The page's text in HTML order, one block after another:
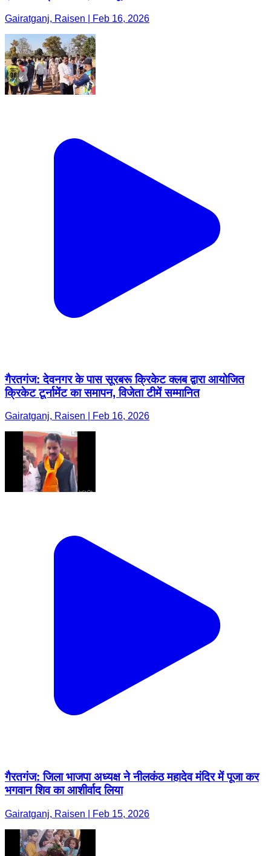
Gairatganj, Raisen | Feb 16, 2026
गैरतगंज: देवनगर के पास सूरबरू क्रिकेट क्लब द्वारा आयोजित
क्रिकेट टूर्नामेंट का समापन, विजेता टीमें सम्मानित
Gairatganj, Raisen | Feb 16, 2026
गैरतगंज: जिला भाजपा अध्यक्ष ने नीलकंठ महादेव मंदिर में पूजा कर
भगवान शिव का आशीर्वाद लिया
Gairatganj, Raisen | Feb 15, 2026